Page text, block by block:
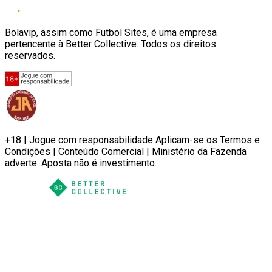
Bolavip, assim como Futbol Sites, é uma empresa
pertencente à Better Collective. Todos os direitos
reservados.
+18 | Jogue com responsabilidade Aplicam-se os Termos e
Condições | Conteúdo Comercial | Ministério da Fazenda
adverte: Aposta não é investimento.